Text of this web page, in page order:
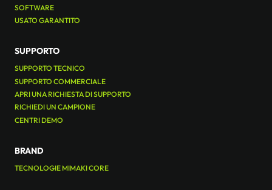
SOFTWARE
USATO GARANTITO
SUPPORTO
SUPPORTO TECNICO
SUPPORTO COMMERCIALE
APRI UNA RICHIESTA DI SUPPORTO
RICHIEDI UN CAMPIONE
CENTRI DEMO
BRAND
TECNOLOGIE MIMAKI CORE